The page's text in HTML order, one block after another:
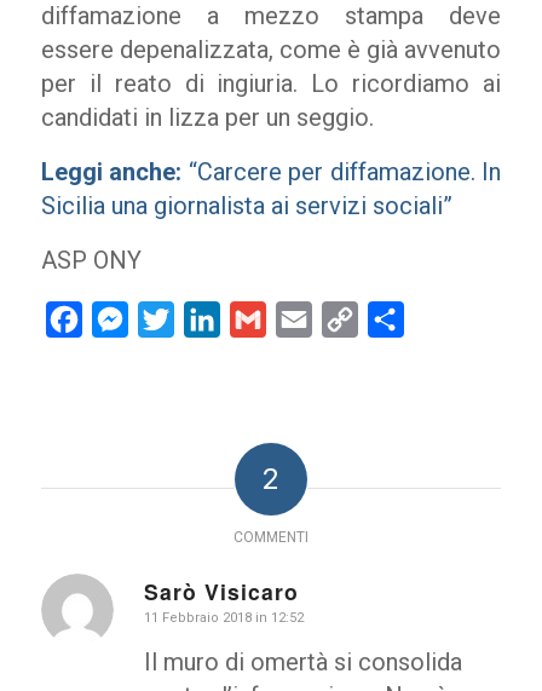
diffamazione a mezzo stampa deve
essere depenalizzata, come è già avvenuto
per il reato di ingiuria. Lo ricordiamo ai
candidati in lizza per un seggio.
Leggi anche: “Carcere per diffamazione. In
Sicilia una giornalista ai servizi sociali”
ASP ONY
FacebookMessenger
Twitter LinkedInGmail Email
Copy
2
COMMENTI
Sarò Visicaro
dice:
11 Febbraio 2018 in 12:52
Il muro di omertà si consolida